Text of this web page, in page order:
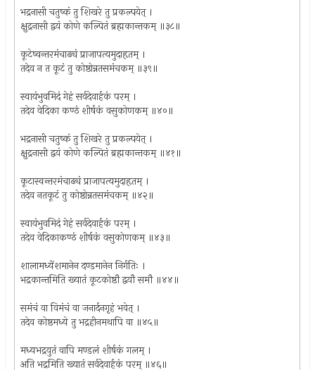
भद्रनासी चतुष्कं तु शिखरे तु प्रकल्पयेत् ।
क्षुद्रनासी द्वयं कोणे कल्पितं ब्रह्मकान्तकम् ॥३८॥
कूटेष्वन्तरमंचाढ्यं प्राजापत्यमुदाहृतम् ।
तदेव न त कूटं तु कोष्ठोन्नतसमंचकम् ॥३९॥
स्वायंभुवमिदं गेहं सर्वदेवार्हकं परम् ।
तदेव वेदिका कण्ठं शीर्षकं वसुकोणकम् ॥४०॥
भद्रनासी चतुष्कं तु शिखरे तु प्रकल्पयेत् ।
क्षुद्रनासी द्वयं कोणे कल्पितं ब्रह्मकान्तकम् ॥४१॥
कूटास्वन्तरमंचाढ्यं प्राजापत्यमुदाहृतम् ।
तदेव नतकूटं तु कोष्ठोन्नतसमंचकम् ॥४२॥
स्वायंभुवमिदं गेहं सर्वदेवार्हकं परम् ।
तदेव वेदिकाकण्ठं शीर्षकं वसुकोणकम् ॥४३॥
शालामध्येंशमानेन दण्डमानेन निर्गतिः ।
भद्रकान्तमिति ख्यातं कूटकोष्ठौ द्वयौ समौ ॥४४॥
समंचं वा विमंचं वा जनार्दनगृहं भवेत् ।
तदेव कोष्ठमध्ये तु भद्रहीनमथापि वा ॥४५॥
मध्यभद्रयुतं वापि मण्डलं शीर्षकं गलम् ।
अति भद्रमिति ख्यातं सर्वदेवार्हकं परम् ॥४६॥